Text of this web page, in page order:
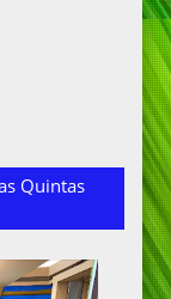
Quintas